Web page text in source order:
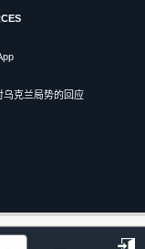
乌克兰局势的回应
隐私政策